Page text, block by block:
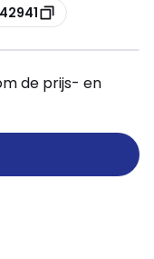
de prijs- en